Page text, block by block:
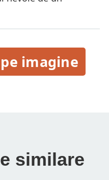
imagine
similare